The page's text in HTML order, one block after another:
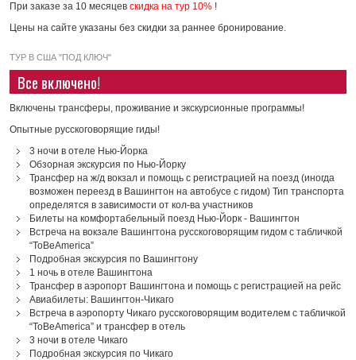
При заказе за 10 месяцев скидка на тур 10% !
Цены на сайте указаны без скидки за раннее бронирование.
ТУР В США "ПОД КЛЮЧ"
Все включено!
Включены трансферы, проживание и экскурсионные программы!
Опытные русскоговорящие гиды!
3 ночи в отеле Нью-Йорка
Обзорная экскурсия по Нью-Йорку
Трансфер на ж/д вокзал и помощь с регистрацией на поезд (иногда
возможен переезд в Вашингтон на автобусе с гидом) Тип транспорта
определятся в зависимости от кол-ва участников
Билеты на комфортабельный поезд Нью-Йорк - Вашингтон
Встреча на вокзале Вашингтона русскоговорящим гидом с табличкой
“ToBeAmerica”
Подробная экскурсия по Вашингтону
1 ночь в отеле Вашингтона
Трансфер в аэропорт Вашингтона и помощь с регистрацией на рейс
Авиабилеты: Вашингтон-Чикаго
Встреча в аэропорту Чикаго русскоговорящим водителем с табличкой
“ToBeAmerica” и трансфер в отель
3 ночи в отеле Чикаго
Подробная экскурсия по Чикаго